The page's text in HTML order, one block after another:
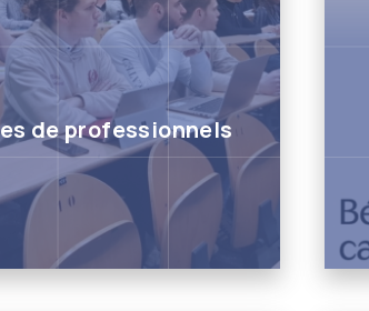
de professionnels